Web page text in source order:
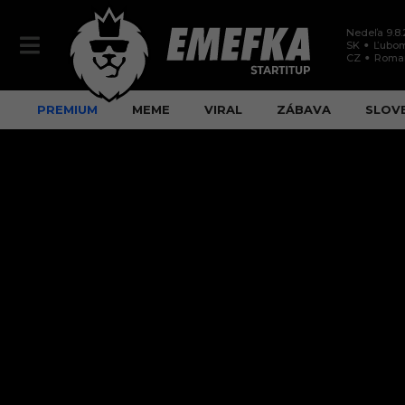
Nedeľa
SK
CZ
PREMIUM MEME VIRAL ZÁBAVA